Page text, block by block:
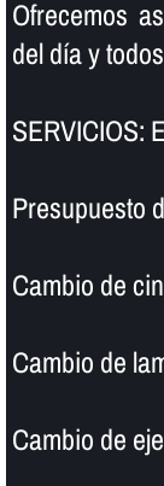
Ofrecemos
del dí­a y
SERVICIOS:
Presupuesto
Cambio de
Cambio de
Cambio de